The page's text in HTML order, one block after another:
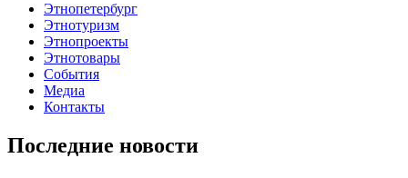
Этнопетербург
Этнотуризм
Этнопроекты
Этнотовары
События
Медиа
Контакты
Последние новости